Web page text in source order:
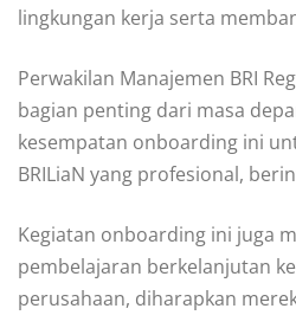
lingkungan kerja serta
Perwakilan Manajemen BRI
bagian penting dari masa
kesempatan onboarding ini
BRILiaN yang profesional,
Kegiatan onboarding ini juga
pembelajaran berkelanjutan
perusahaan, diharapkan